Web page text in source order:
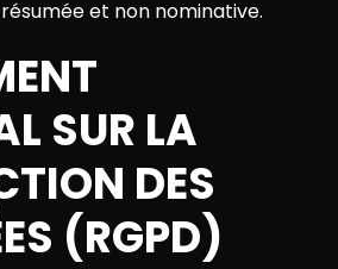
et non nominative.
SUR LA
DES
(RGPD)